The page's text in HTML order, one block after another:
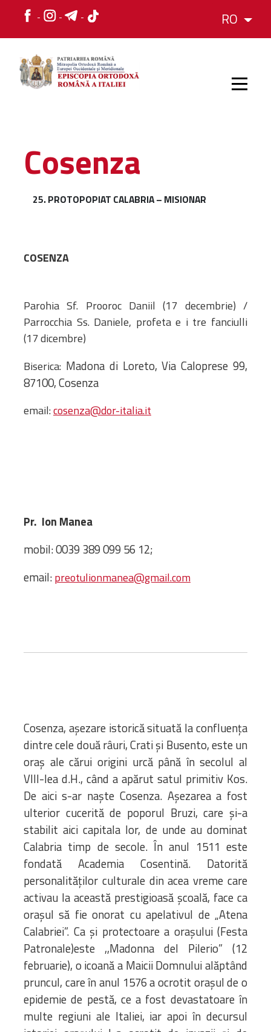
RO
ISTORIC
ORGANIZAREA
Protopopiate
Mănăstiri,
biserici și
Diaconii
Cimitire
Bibliotecă
Opinii ortodoxe
CONTACT
Cosenza
25. PROTOPOPIAT CALABRIA – MISIONAR
COSENZA
Parohia Sf. Prooroc Daniil (17 decembrie) /
Parrocchia Ss. Daniele, profeta e i tre fanciulli
(17 dicembre)
Biserica: Madona di Loreto, Via Caloprese 99,
87100, Cosenza
email:cosenza@dor-italia.it
Pr. Ion Manea
mobil: 0039 389 099 56 12;
email:preotulionmanea@gmail.com
Cosenza, așezare istorică situată la confluența
dintre cele două râuri, Crati și Busento, este un
oraș ale cărui origini urcă până în secolul al
VIII-lea d.H., când a apărut satul primitiv Kos.
De aici s-ar naște Cosenza. Așezarea a fost
ulterior cucerită de poporul Bruzi, care și-a
stabilit aici capitala lor, de unde au dominat
Calabria timp de secole. În anul 1511 este
fondată Academia Cosentină. Datorită
personalităților culturale din acea vreme care
activau la această prestigioasă școală, face ca
orașul să fie onorat cu apelativul de „Atena
Calabriei”. Ca și protectoare a orașului (Festa
Patronale)este ,,Madonna del Pilerio” (12
februarie), o icoană a Maicii Domnului alăptând
pruncul, care în anul 1576 a ocrotit orașul de o
epidemie de pestă, ce a fost devastatoare în
multe regiuni ale Italiei, iar apoi în decursul